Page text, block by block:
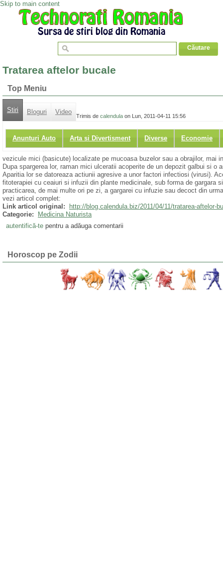
Skip to main content
Tratarea aftelor bucale
Top Meniu
Stiri Bloguri Video
Anunturi Auto Arta si Divertisment Diverse Economie
Trimis de calendula on Lun, 2011-04-11 15:56
vezicule mici (basicute) localizate pe mucoasa buzelor sau a obrajilor, mai
Dupa spargerea lor, raman mici ulceratii acoperite de un depozit galbui si o
Aparitia lor se datoreaza actiunii agresive a unor factori infectiosi (virusi).
fitoterapiei cu ceaiuri si infuzii din plante medicinale, sub forma de gargara
practicarea, de mai multe ori pe zi, a gargarei cu infuzie sau decoct din
vezi articol complet:
Link articol original:
http://blog.calendula.biz/2011/04/11/tratarea-aftelor-
Categorie:
Medicina Naturista
autentifică-tepentru a adăuga comentarii
Horoscop pe Zodii